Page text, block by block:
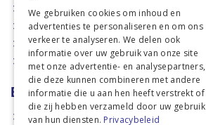
Stal & Erf
Weidetechniek
Dierbenodigdheden
Actiefolders
Betalen en verzenden
Hoe bestellen?
We gebruiken cookies om inhoud en
advertenties te personaliseren en om ons
verkeer te analyseren. We delen ook
informatie over uw gebruik van onze site
met onze advertentie- en analysepartners,
die deze kunnen combineren met andere
informatie die u aan hen heeft verstrekt of
die zij hebben verzameld door uw gebruik
van hun diensten. Privacybeleid